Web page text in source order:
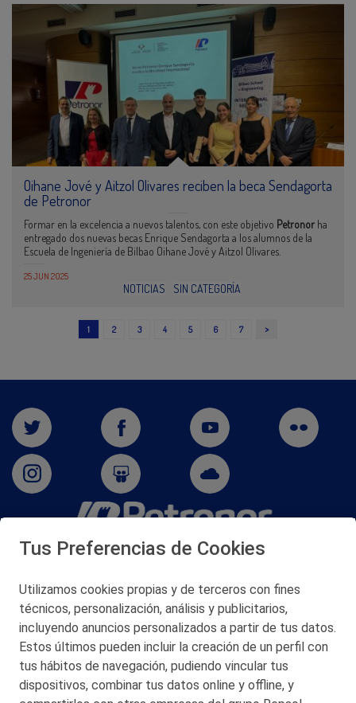
Oihane Jové y Aitzol Olivares reciben la beca Sendagorta
de Petronor
Formar en la excelencia a nuevos talentos, con este objetivo Petronor ha
entregado dos nuevas becas Enrique Sendagorta a los alumnos de la
Escuela de Ingeniería de Bilbao Oihane Jové y Aitzol Olivares.
25 JUN 2025
NOTICIAS SIN CATEGORÍA
1 2 3 4 5 6 7 >
San Martín 5-Edificio Muñatones,
© 2026 Petronor S.A.
CONTACTO
Tus Preferencias de Cookies
Utilizamos cookies propias y de terceros con fines
técnicos, personalización, análisis y publicitarios,
incluyendo anuncios personalizados a partir de tus datos.
Estos últimos pueden incluir la creación de un perfil con
tus hábitos de navegación, pudiendo vincular tus
dispositivos, combinar tus datos online y offline, y